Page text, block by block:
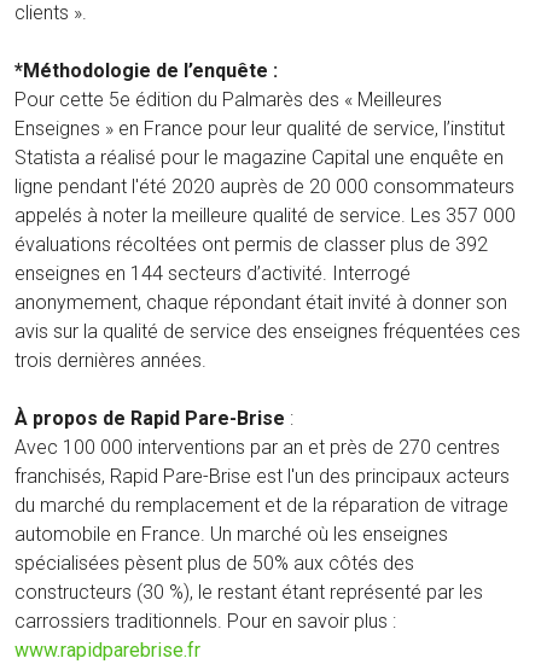
clients ».
*Méthodologie de l’enquête :
Pour cette 5e édition du Palmarès des « Meilleures
Enseignes » en France pour leur qualité de service, l’institut
Statista a réalisé pour le magazine Capital une enquête en
ligne pendant l'été 2020 auprès de 20 000 consommateurs
appelés à noter la meilleure qualité de service. Les 357 000
évaluations récoltées ont permis de classer plus de 392
enseignes en 144 secteurs d’activité. Interrogé
anonymement, chaque répondant était invité à donner son
avis sur la qualité de service des enseignes fréquentées ces
trois dernières années.
À propos de Rapid Pare-Brise :
Avec 100 000 interventions par an et près de 270 centres
franchisés, Rapid Pare-Brise est l'un des principaux acteurs
du marché du remplacement et de la réparation de vitrage
automobile en France. Un marché où les enseignes
spécialisées pèsent plus de 50% aux côtés des
constructeurs (30 %), le restant étant représenté par les
carrossiers traditionnels. Pour en savoir plus :
www.rapidparebrise.fr